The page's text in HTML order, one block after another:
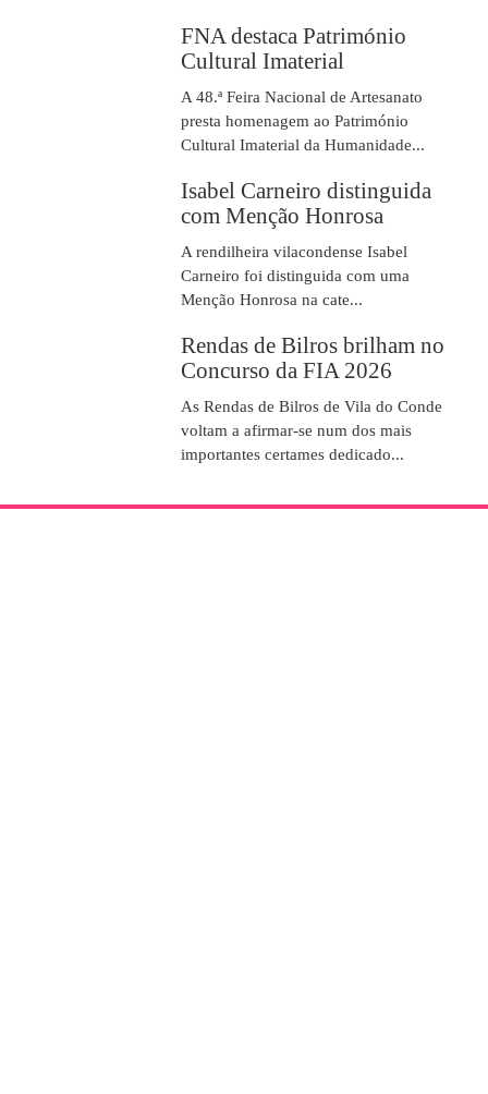
FNA destaca Património
Cultural Imaterial
A 48.ª Feira Nacional de Artesanato
presta homenagem ao Património
Cultural Imaterial da Humanidade...
Isabel Carneiro distinguida
com Menção Honrosa
A rendilheira vilacondense Isabel
Carneiro foi distinguida com uma
Menção Honrosa na cate...
Rendas de Bilros brilham no
Concurso da FIA 2026
As Rendas de Bilros de Vila do Conde
voltam a afirmar-se num dos mais
importantes certames dedicado...